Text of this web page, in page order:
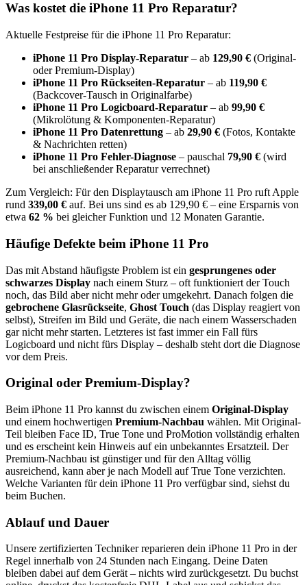
Was kostet die iPhone 11 Pro Reparatur?
Aktuelle Festpreise für die iPhone 11 Pro Reparatur:
iPhone 11 Pro Display-Reparatur – ab 129,90 € (Original-
oder Premium-Display)
iPhone 11 Pro Rückseiten-Reparatur – ab 119,90 €
(Backcover-Tausch in Originalfarbe)
iPhone 11 Pro Logicboard-Reparatur – ab 99,90 €
(Mikrolötung & Komponenten-Reparatur)
iPhone 11 Pro Datenrettung – ab 29,90 € (Fotos, Kontakte
& Nachrichten retten)
iPhone 11 Pro Fehler-Diagnose – pauschal 79,90 € (wird
bei anschließender Reparatur verrechnet)
Zum Vergleich: Für den Displaytausch am iPhone 11 Pro ruft Apple
rund 339,00 € auf. Bei uns sind es ab 129,90 € – eine Ersparnis von
etwa 62 % bei gleicher Funktion und 12 Monaten Garantie.
Häufige Defekte beim iPhone 11 Pro
Das mit Abstand häufigste Problem ist ein gesprungenes oder
schwarzes Display nach einem Sturz – oft funktioniert der Touch
noch, das Bild aber nicht mehr oder umgekehrt. Danach folgen die
gebrochene Glasrückseite, Ghost Touch (das Display reagiert von
selbst), Streifen im Bild und Geräte, die nach einem Wasserschaden
gar nicht mehr starten. Letzteres ist fast immer ein Fall fürs
Logicboard und nicht fürs Display – deshalb steht dort die Diagnose
vor dem Preis.
Original oder Premium-Display?
Beim iPhone 11 Pro kannst du zwischen einem Original-Display
und einem hochwertigen Premium-Nachbau wählen. Mit Original-
Teil bleiben Face ID, True Tone und ProMotion vollständig erhalten
und es erscheint kein Hinweis auf ein unbekanntes Ersatzteil. Der
Premium-Nachbau ist günstiger und für den Alltag völlig
ausreichend, kann aber je nach Modell auf True Tone verzichten.
Welche Varianten für dein iPhone 11 Pro verfügbar sind, siehst du
beim Buchen.
Ablauf und Dauer
Unsere zertifizierten Techniker reparieren dein iPhone 11 Pro in der
Regel innerhalb von 24 Stunden nach Eingang. Deine Daten
bleiben dabei auf dem Gerät – nichts wird zurückgesetzt. Du buchst